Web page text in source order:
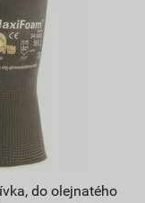
do olejnatého